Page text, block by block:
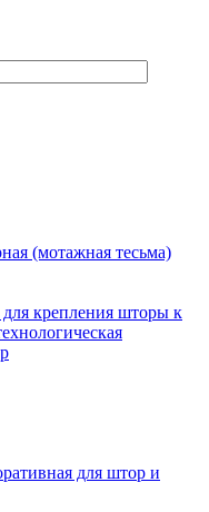
(мотажная тесьма)
крепления шторы к
для штор и